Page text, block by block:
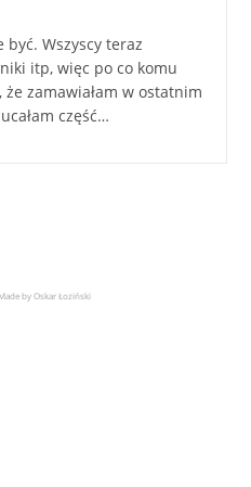
być. Wszyscy teraz
itp, więc po co komu
że zamawiałam w ostatnim
część…
by Oskar Łoziński